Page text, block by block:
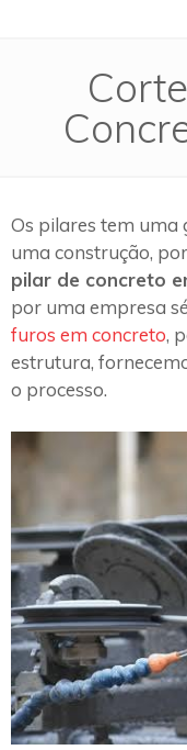
Os pilares tem
uma construção,
pilar de concreto
por uma empresa
furos em concreto,
estrutura,
o processo.